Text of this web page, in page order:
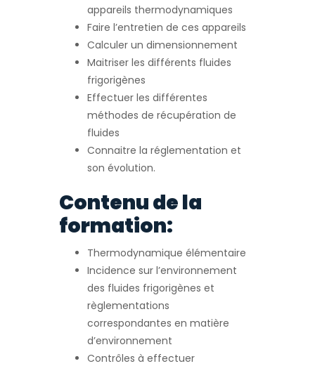
appareils thermodynamiques
Faire l’entretien de ces appareils
Calculer un dimensionnement
Maitriser les différents fluides
frigorigènes
Effectuer les différentes
méthodes de récupération de
fluides
Connaitre la réglementation et
son évolution.
Contenu de la
formation:
Thermodynamique élémentaire
Incidence sur l’environnement
des fluides frigorigènes et
règlementations
correspondantes en matière
d’environnement
Contrôles à effectuer